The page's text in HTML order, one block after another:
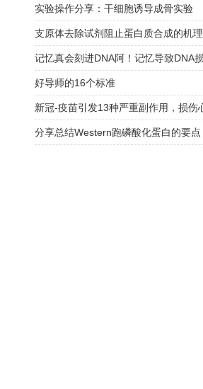
实验操作分享：干细胞诱导成骨实验
支原体去除试剂阻止蛋白质合成的机理
好导师的16个标准
分享总结Western跑磷酸化蛋白的要点